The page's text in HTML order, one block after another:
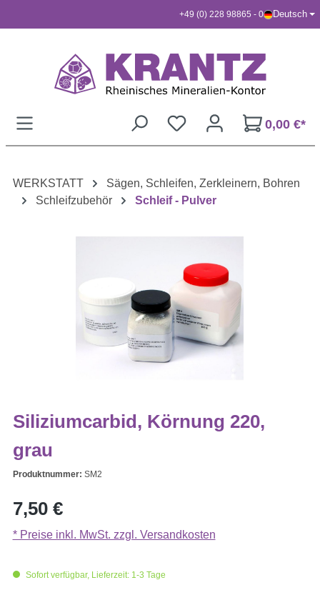
+49 (0) 228 98865 - 0 Deutsch
0,00 €*
WERKSTATT
Sägen, Schleifen, Zerkleinern, Bohren
Schleifzubehör
Schleif - Pulver
Siliziumcarbid, Körnung 220,
grau
Produktnummer: SM2
Regulärer Preis:
7,50 €
* Preise inkl. MwSt. zzgl. Versandkosten
Sofort verfügbar, Lieferzeit: 1-3 Tage